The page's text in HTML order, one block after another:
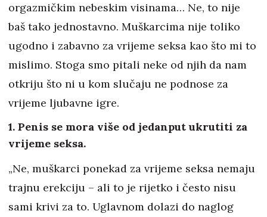
orgazmičkim nebeskim visinama… Ne, to nije
baš tako jednostavno. Muškarcima nije toliko
ugodno i zabavno za vrijeme seksa kao što mi to
mislimo. Stoga smo pitali neke od njih da nam
otkriju što ni u kom slučaju ne podnose za
vrijeme ljubavne igre.
1. Penis se mora više od jedanput ukrutiti za
vrijeme seksa.
„Ne, muškarci ponekad za vrijeme seksa nemaju
trajnu erekciju – ali to je rijetko i često nisu
sami krivi za to. Uglavnom dolazi do naglog